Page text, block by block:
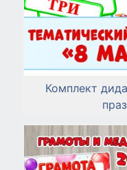
Комплект